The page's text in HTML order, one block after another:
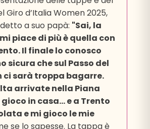
Giro d’Italia Women 2025,
a suo papà: "Sai, la
piace di più è quella con
Il finale lo conosco
sicura che sul Passo del
ci sarà troppa bagarre.
arrivate nella Piana
in casa… e a Trento
e mi gioco le mie
se lo sapesse. La tappa è